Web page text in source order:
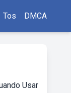
Tos DMCA
Usar